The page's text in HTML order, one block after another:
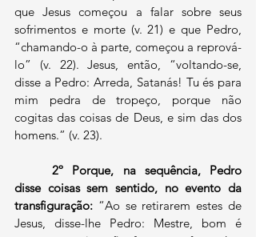
que Jesus começou a falar sobre seus
sofrimentos e morte (v. 21) e que Pedro,
“chamando-o à parte, começou a reprová-
lo” (v. 22). Jesus, então, “voltando-se,
disse a Pedro: Arreda, Satanás! Tu és para
mim pedra de tropeço, porque não
cogitas das coisas de Deus, e sim das dos
homens.” (v. 23).
2º Porque, na sequência, Pedro
disse coisas sem sentido, no evento da
transfiguração: “Ao se retirarem estes de
Jesus, disse-lhe Pedro: Mestre, bom é